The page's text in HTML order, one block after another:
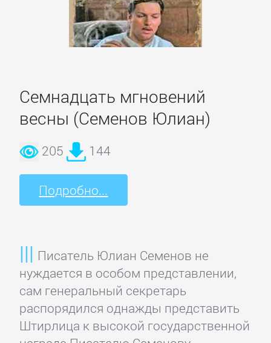
Семнадцать мгновений
весны (Семенов Юлиан)
205 144
Подробно...
Писатель Юлиан Семенов не
нуждается в особом представлении,
сам генеральный секретарь
распорядился однажды представить
Штирлица к высокой государственной
Маркетинг,
реклама
О
бизнесе
популярно
Отраслевые
Поиск
работы,
карьера
Управление,